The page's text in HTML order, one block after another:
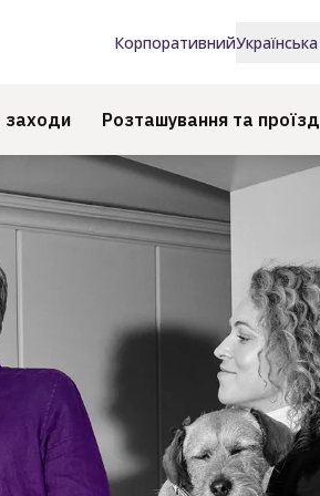
КорпоративнийУкраїнська
заходи Розташування та проїзд